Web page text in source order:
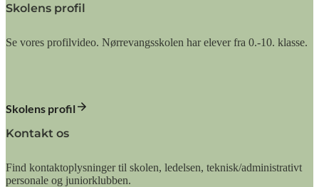
Skolens profil
Se vores profilvideo. Nørrevangsskolen har elever fra 0.-10. klasse.
Skolens profil
Kontakt os
Find kontaktoplysninger til skolen, ledelsen, teknisk/administrativt
personale og juniorklubben.